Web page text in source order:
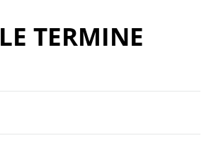
TERMINE